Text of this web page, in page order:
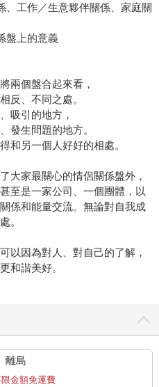
、工作／生意夥伴關係、家庭關
盤上的意義
兩個盤合起來看，
反、不同之處。
吸引的地方，
發生問題的地方。
和另一個人好好的相處。
大家最關心的情侶關係盤外，
至是一家公司、一個團體，以
係和能量交流。無論對自我成
。
以因為對人、對自己的了解，
和諧美好。
離島
金額免運費